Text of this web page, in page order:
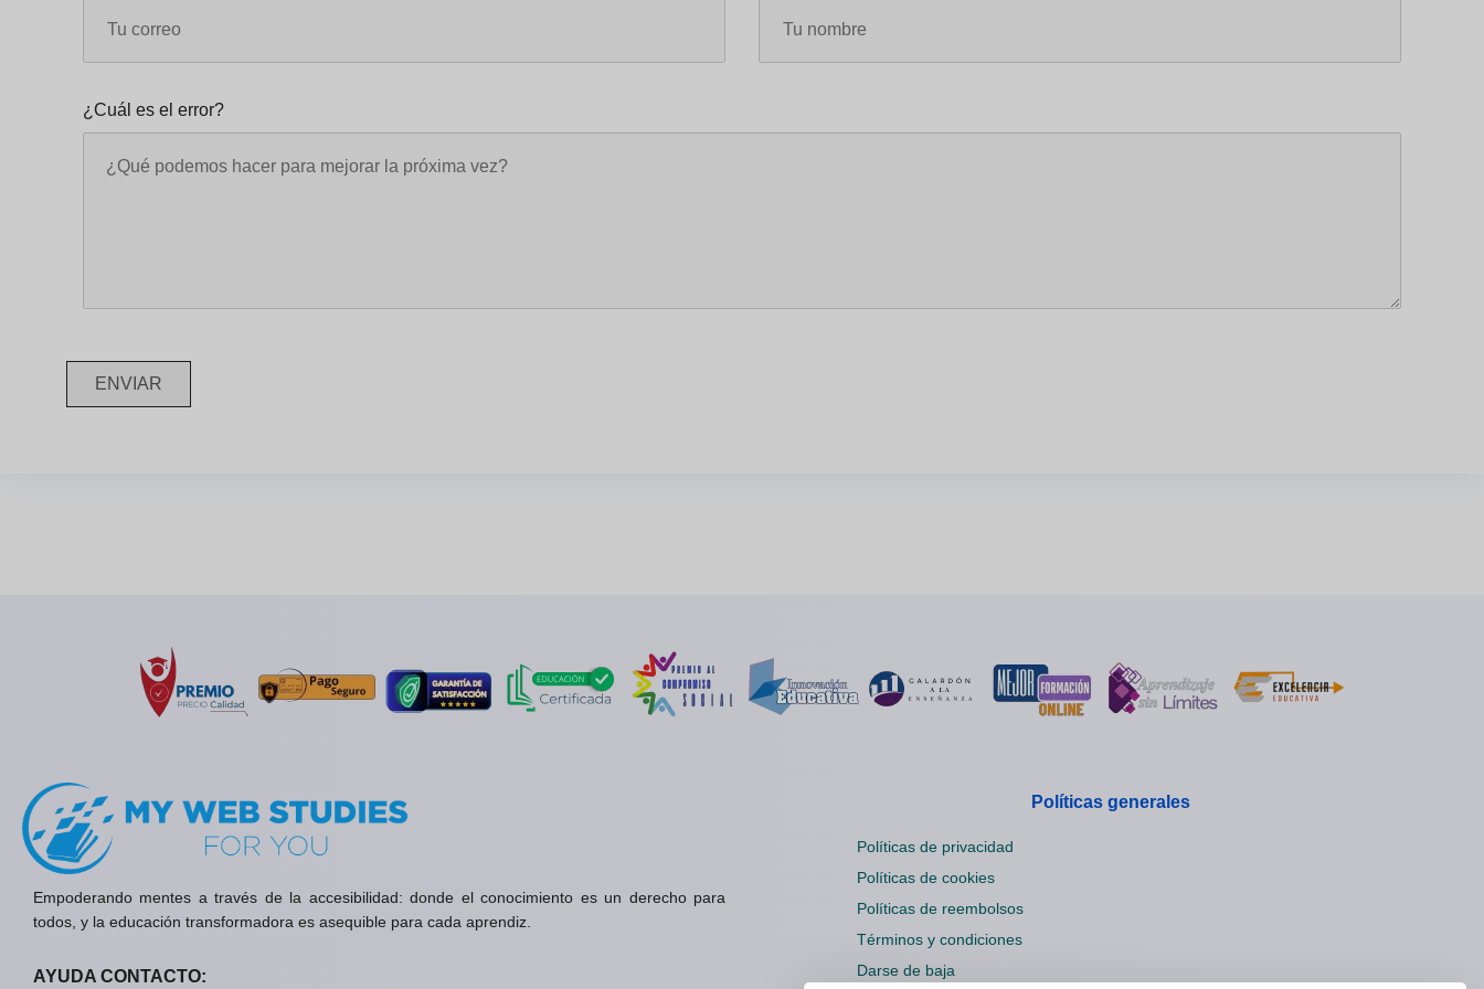
¿Cuál es el error?
ENVIAR
Empoderando mentes a través de la accesibilidad: donde el conocimiento es un derecho para
todos, y la educación transformadora es asequible para cada aprendiz.
AYUDA CONTACTO:
Políticas generales
Políticas de privacidad
Políticas de cookies
Políticas de reembolsos
Términos y condiciones
Darse de baja